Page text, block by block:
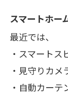
スマートホー
最近では、
・スマートス
・見守りカメ
・自動カーテ